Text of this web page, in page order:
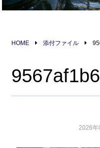
HOME 添付ファイル
2026年